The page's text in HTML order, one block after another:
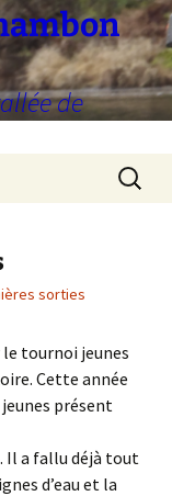
de
sorties
le tournoi jeunes
Cette année
présent
Il a fallu déjà tout
d’eau et la